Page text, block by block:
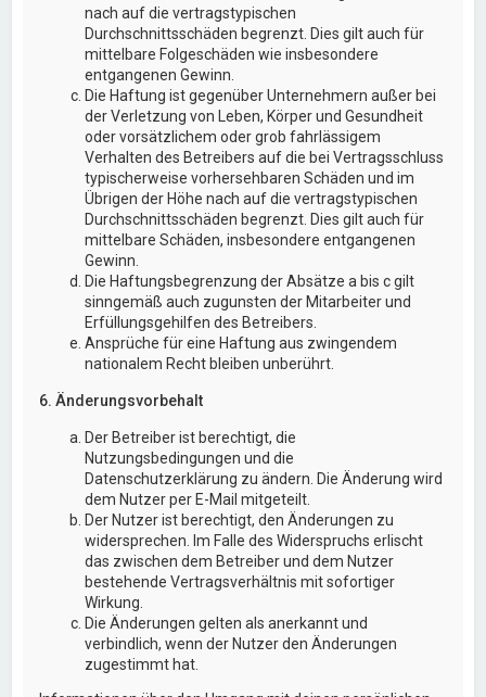
nach auf die vertragstypischen
Durchschnittsschäden begrenzt. Dies gilt auch für
mittelbare Folgeschäden wie insbesondere
entgangenen Gewinn.
Die Haftung ist gegenüber Unternehmern außer bei
der Verletzung von Leben, Körper und Gesundheit
oder vorsätzlichem oder grob fahrlässigem
Verhalten des Betreibers auf die bei Vertragsschluss
typischerweise vorhersehbaren Schäden und im
Übrigen der Höhe nach auf die vertragstypischen
Durchschnittsschäden begrenzt. Dies gilt auch für
mittelbare Schäden, insbesondere entgangenen
Gewinn.
Die Haftungsbegrenzung der Absätze a bis c gilt
sinngemäß auch zugunsten der Mitarbeiter und
Erfüllungsgehilfen des Betreibers.
Ansprüche für eine Haftung aus zwingendem
nationalem Recht bleiben unberührt.
6. Änderungsvorbehalt
Der Betreiber ist berechtigt, die
Nutzungsbedingungen und die
Datenschutzerklärung zu ändern. Die Änderung wird
dem Nutzer per E-Mail mitgeteilt.
Der Nutzer ist berechtigt, den Änderungen zu
widersprechen. Im Falle des Widerspruchs erlischt
das zwischen dem Betreiber und dem Nutzer
bestehende Vertragsverhältnis mit sofortiger
Wirkung.
Die Änderungen gelten als anerkannt und
verbindlich, wenn der Nutzer den Änderungen
zugestimmt hat.